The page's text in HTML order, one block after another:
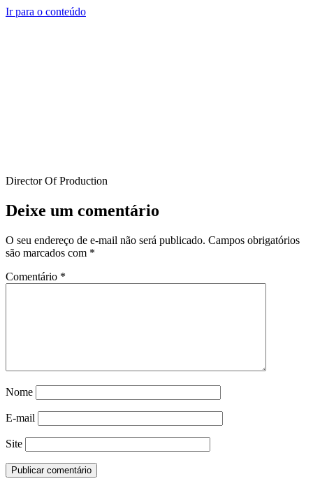
Ir para o conteúdo
Director Of Production
Deixe um comentário
O seu endereço de e-mail não será publicado. Campos obrigatórios
são marcados com *
Comentário *
Nome
E-mail
Site